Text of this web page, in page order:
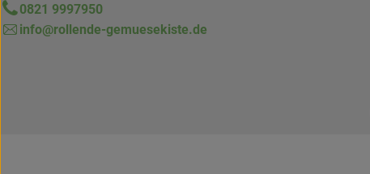
0821 9997950
info@rollende-gemuesekiste.de